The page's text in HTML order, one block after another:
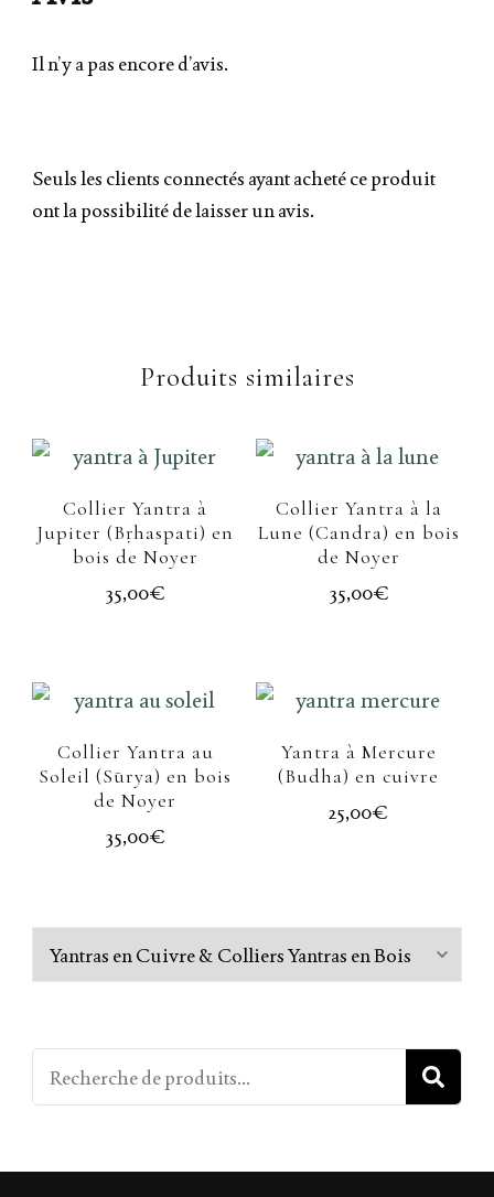
Il n’y a pas encore d’avis.
Seuls les clients connectés ayant acheté ce produit
ont la possibilité de laisser un avis.
Produits similaires
Collier Yantra à
Jupiter (Bṛhaspati) en
bois de Noyer
35,00€
Collier Yantra à la
Lune (Candra) en bois
de Noyer
35,00€
Collier Yantra au
Soleil (Sūrya) en bois
de Noyer
35,00€
Yantra à Mercure
(Budha) en cuivre
25,00€